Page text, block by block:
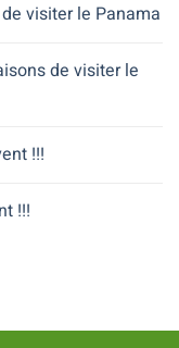
visiter le Panama
de visiter le
!!!
!!!